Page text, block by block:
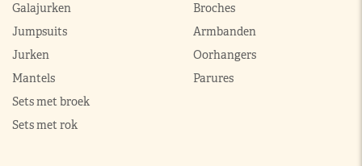
Galajurken
Jumpsuits
Jurken
Mantels
Sets met broek
Sets met rok
Broches
Armbanden
Oorhangers
Parures